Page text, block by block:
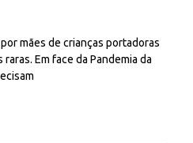
mães de crianças portadoras
Em face da Pandemia da